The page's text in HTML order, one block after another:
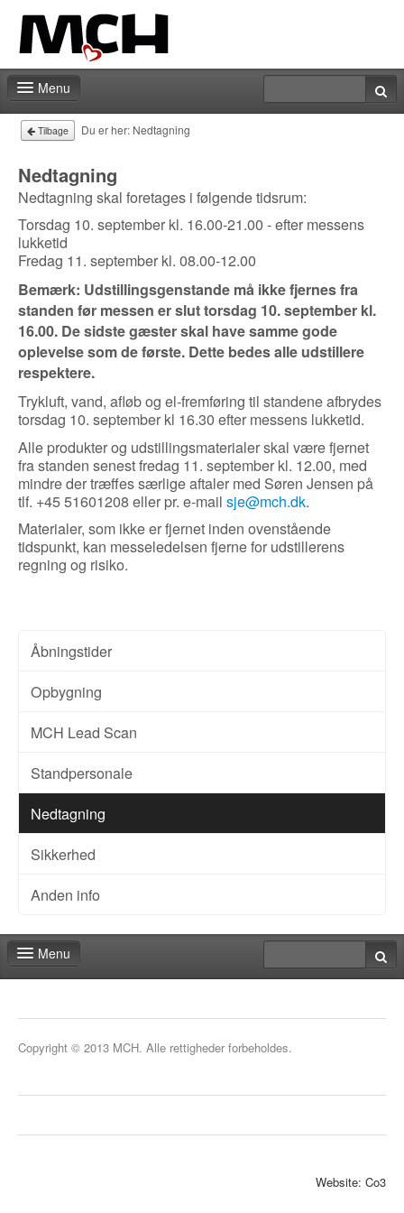
Menu
Messeshop
Deadlines
Min stand
Min markedsføring
Kontakt
Tilbage Du er her: Nedtagning
Nedtagning
Nedtagning skal foretages i følgende tidsrum:
Torsdag 10. september kl. 16.00-21.00 - efter messens
lukketid
Fredag 11. september kl. 08.00-12.00
Bemærk: Udstillingsgenstande må ikke fjernes fra
standen før messen er slut torsdag 10. september kl.
16.00. De sidste gæster skal have samme gode
oplevelse som de første. Dette bedes alle udstillere
respektere.
Trykluft, vand, afløb og el-fremføring til standene afbrydes
torsdag 10. september kl 16.30 efter messens lukketid.
Alle produkter og udstillingsmaterialer skal være fjernet
fra standen senest fredag 11. september kl. 12.00, med
mindre der træffes særlige aftaler med Søren Jensen på
tlf. +45 51601208 eller pr. e-mail sje@mch.dk.
Materialer, som ikke er fjernet inden ovenstående
tidspunkt, kan messeledelsen fjerne for udstillerens
regning og risiko.
Åbningstider
Opbygning
MCH Lead Scan
Standpersonale
Nedtagning
Sikkerhed
Anden info
Menu
Copyright © 2013 MCH. Alle rettigheder forbeholdes.
Website: Co3